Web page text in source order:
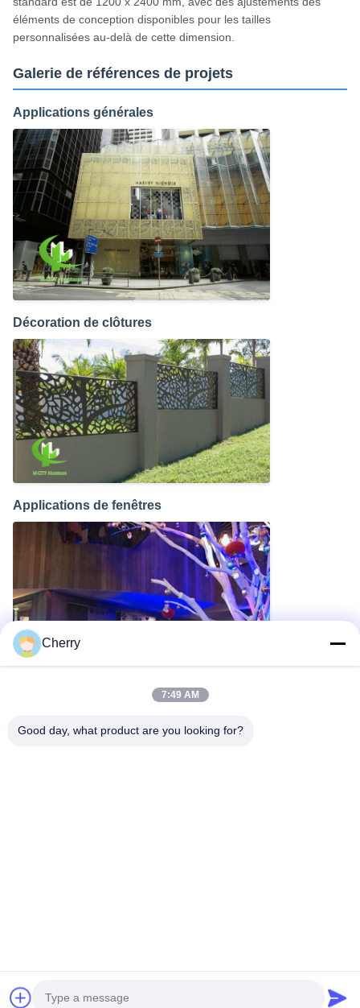
éléments de conception disponibles pour les tailles
personnalisées au-delà de cette dimension.
Galerie de références de projets
Applications générales
Décoration de clôtures
Applications de fenêtres
Applications d'écrans
des persiennes en aluminium. Contactez-nous pour un
Cherry
7:49 AM
Good day, what product are you looking for?